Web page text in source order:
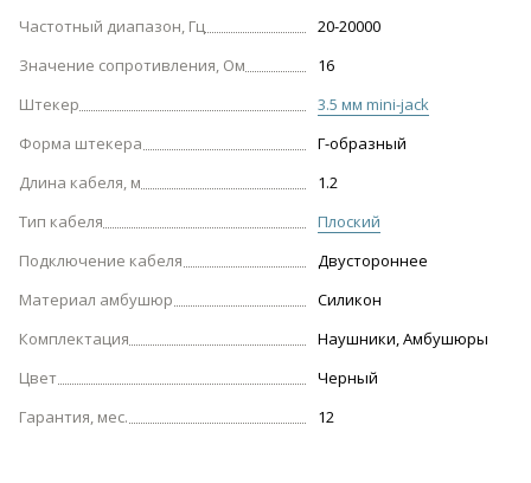
Частотный диапазон, Гц
20-20000
Значение сопротивления, Ом
16
Штекер
3.5 мм mini-jack
Форма штекера
Г-образный
Длина кабеля, м
1.2
Тип кабеля
Плоский
Подключение кабеля
Двустороннее
Материал амбушюр
Силикон
Комплектация
Наушники, Амбушюры
Цвет
Черный
Гарантия, мес.
12